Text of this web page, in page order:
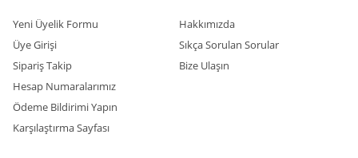
Yeni Üyelik Formu
Üye Girişi
Sipariş Takip
Hesap Numaralarımız
Ödeme Bildirimi Yapın
Karşılaştırma Sayfası
Hakkımızda
Sıkça Sorulan Sorular
Bize Ulaşın